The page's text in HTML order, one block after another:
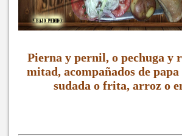
Pierna y pernil, o pechuga y
mitad, acompañados de papa
sudada o frita, arroz o